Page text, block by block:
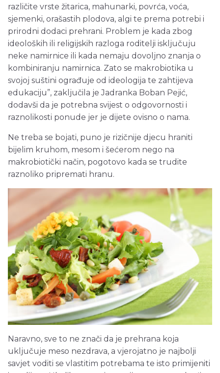
različite vrste žitarica, mahunarki, povrća, voća,
sjemenki, orašastih plodova, algi te prema potrebi i
prirodni dodaci prehrani. Problem je kada zbog
ideoloških ili religijskih razloga roditelji isključuju
neke namirnice ili kada nemaju dovoljno znanja o
kombiniranju namirnica. Zato se makrobiotika u
svojoj suštini ograđuje od ideologija te zahtijeva
edukaciju”, zaključila je Jadranka Boban Pejić,
dodavši da je potrebna svijest o odgovornosti i
raznolikosti ponude jer je dijete ovisno o nama.
Ne treba se bojati, puno je rizičnije djecu hraniti
bijelim kruhom, mesom i šećerom nego na
makrobiotički način, pogotovo kada se trudite
raznoliko pripremati hranu.
Naravno, sve to ne znači da je prehrana koja
uključuje meso nezdrava, a vjerojatno je najbolji
savjet voditi se vlastitim potrebama te isto primijeniti